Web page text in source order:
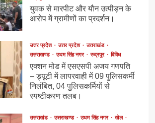
युवक से मारपीट और यौन उत्पीड़न के
आरोप में ग्रामीणों का प्रदर्शन।
उत्तर प्रदेश उत्तर प्रदेश
उत्तराखंड
उत्तराखण्ड
उधम सिंह नगर रुद्रपुर विविध
एक्शन मोड में एसएसपी अजय गणपति
– ड्यूटी में लापरवाही में 09 पुलिसकर्मी
निलंबित, 04 पुलिसकर्मियों से
स्पष्टीकरण तलब।
उत्तराखंड उत्तराखण्ड उधम सिंह नगर
खेल